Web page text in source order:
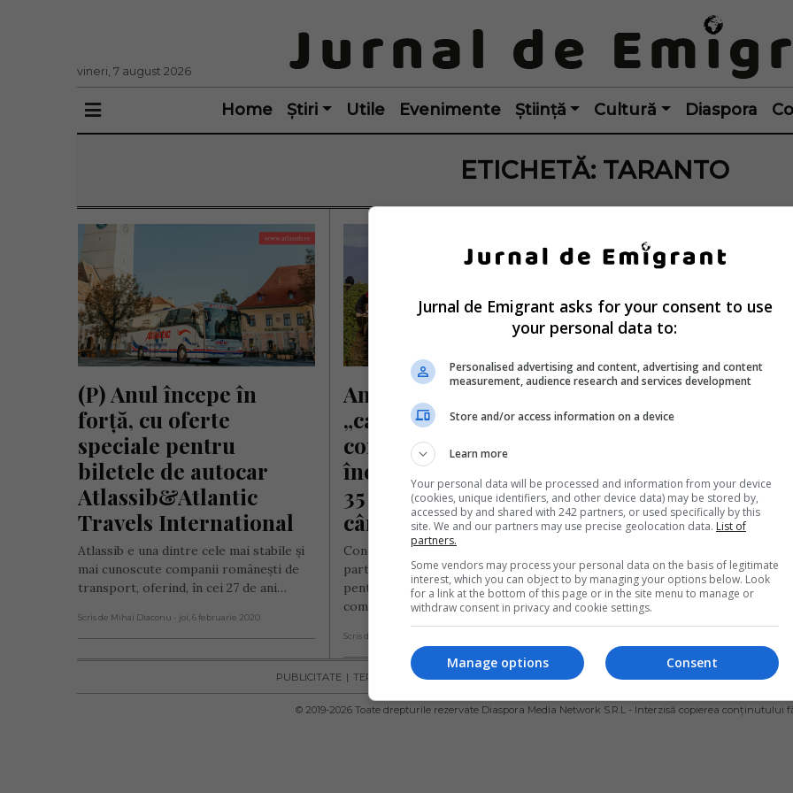
vineri, 7 august 2026
Home Știri Utile Evenimente Știință Cultură Diaspora
ETICHETĂ: TARANTO
(P) Anul începe în
forță, cu oferte
speciale pentru
biletele de autocar
Atlassib&Atlantic
Travels International
Atlassib e una dintre cele mai stabile și
mai cunoscute companii românești de
transport, oferind, în cei 27 de ani…
Scris de Mihai Diaconu - joi, 6 februarie 2020
Antreprenor italian și
„caporalul” său român
condamnați la
închisoare, exploatau
35 de români pe
câmpurile agricole
Condamnare definitivă la închisoare din
partea Curții de Apel din Taranto
pentru antreprenorul italian și
complicele său român care în…
Scris de Mihai Diaconu
PUBLICITATE TERMENI ȘI CONDIȚII DE UTILIZARE POLITICA DE CONFIDENȚIALITATE POLITICA
© 2019-2026 Toate drepturile rezervate Diaspora Media Network S.R.L - Interzisă copierea conținutului
Jurnal de Emigrant asks for your consent to use
your personal data to:
Personalised advertising and content, advertising and content
measurement, audience research and services development
Store and/or access information on a device
Learn more
Your personal data will be processed and information from your device
(cookies, unique identifiers, and other device data) may be stored by,
accessed by and shared with 242 partners, or used specifically by this
site. We and our partners may use precise geolocation data. List of
partners.
Some vendors may process your personal data on the basis of legitimate
interest, which you can object to by managing your options below. Look
for a link at the bottom of this page or in the site menu to manage or
withdraw consent in privacy and cookie settings.
Consent
Manage options